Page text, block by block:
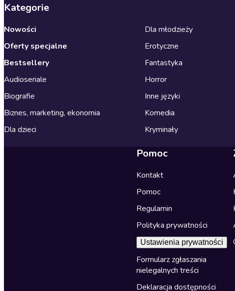
Kategorie
Nowości
Oferty specjalne
Bestsellery
Audioseriale
Biografie
Biznes, marketing, ekonomia
Dla dzieci
Dla młodzieży
Erotyczne
Fantastyka
Horror
Inne języki
Komedia
Kryminały
Pomoc
Kontakt
Pomoc
Regulamin
Polityka prywatności
Ustawienia prywatności
Formularz zgłaszania
nielegalnych treści
Deklaracja dostępności